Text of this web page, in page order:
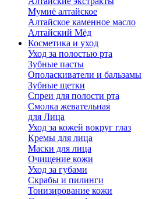
Мумиё алтайское
Алтайское каменное масло
Алтайский Мёд
Косметика и уход
Уход за полостью рта
Зубные пасты
Ополаскиватели и бальзамы
Зубные щетки
Спреи для полости рта
Смолка жевательная
для Лица
Уход за кожей вокруг глаз
Кремы для лица
Маски для лица
Очищение кожи
Уход за губами
Скрабы и пилинги
Тонизирование кожи